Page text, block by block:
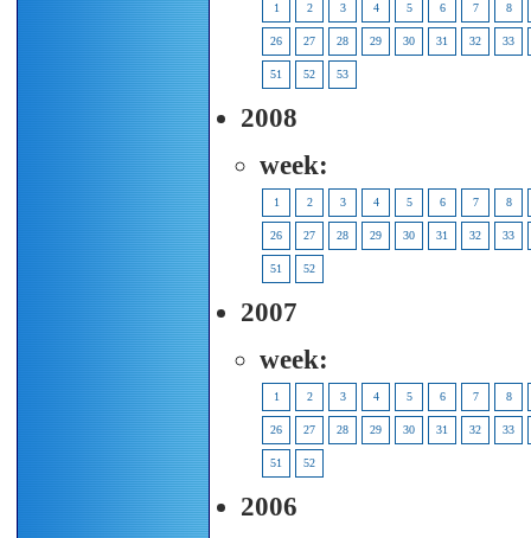
1 2 3 4 5 6 7 8
26 27 28 29 30 31 32 33
51 52 53
2008
week:
1 2 3 4 5 6 7 8
26 27 28 29 30 31 32 33
51 52
2007
week:
1 2 3 4 5 6 7 8
26 27 28 29 30 31 32 33
51 52
2006